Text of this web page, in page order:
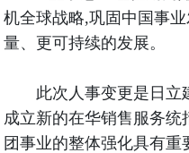
机全球战略,巩固中国事
量、更可持续的发展。
此次人事变更是日立
成立新的在华销售服务
团事业的整体强化具有